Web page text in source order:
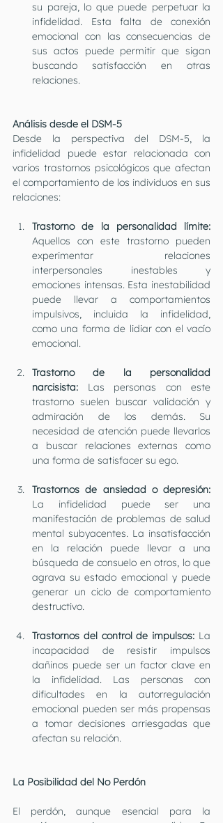
su pareja, lo que puede perpetuar la
infidelidad. Esta falta de conexión
emocional con las consecuencias de
sus actos puede permitir que sigan
buscando satisfacción en otras
relaciones.
Análisis desde el DSM-5
Desde la perspectiva del DSM-5, la
infidelidad puede estar relacionada con
varios trastornos psicológicos que afectan
el comportamiento de los individuos en sus
relaciones:
Aquellos con este trastorno pueden
experimentar relaciones
interpersonales inestables y
emociones intensas. Esta inestabilidad
puede llevar a comportamientos
impulsivos, incluida la infidelidad,
como una forma de lidiar con el vacío
emocional.
Trastorno de la personalidad
narcisista: Las personas con este
trastorno suelen buscar validación y
admiración de los demás. Su
necesidad de atención puede llevarlos
a buscar relaciones externas como
una forma de satisfacer su ego.
La infidelidad puede ser una
manifestación de problemas de salud
mental subyacentes. La insatisfacción
en la relación puede llevar a una
búsqueda de consuelo en otros, lo que
agrava su estado emocional y puede
generar un ciclo de comportamiento
destructivo.
Trastornos del control de impulsos: La
incapacidad de resistir impulsos
dañinos puede ser un factor clave en
la infidelidad. Las personas con
dificultades en la autorregulación
emocional pueden ser más propensas
a tomar decisiones arriesgadas que
afectan su relación.
La Posibilidad del No Perdón
El perdón, aunque esencial para la